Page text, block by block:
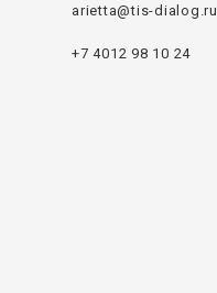
arietta@tis-dialog.ru
+7 4012 98 10 24